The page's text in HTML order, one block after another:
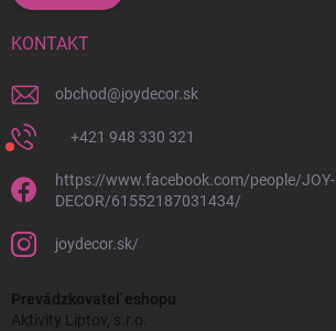
KONTAKT
obchod@joydecor.sk
+421 948 330 321
https://www.facebook.com/people/JOY-
DECOR/61552187031434/
joydecor.sk/
Prevádzkovateľ eshopu
Aktivity Liptov, s.r.o.